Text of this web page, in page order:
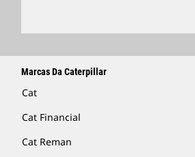
Marcas Da Caterpillar
Cat
Cat Financial
Cat Reman